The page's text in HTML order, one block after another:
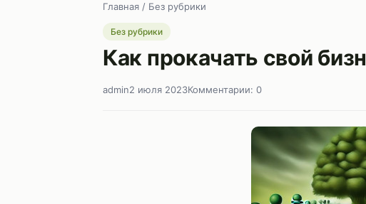
Главная / Без рубрики
Без рубрики
Как прокачать свой
admin2 июля 2023Комментарии: 0